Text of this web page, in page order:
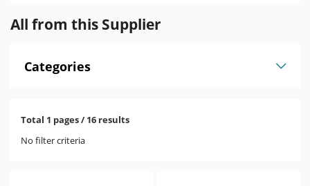
All from this Supplier
Categories
Total 1 pages / 16 results
No filter criteria